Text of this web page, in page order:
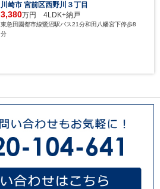
川崎市 宮前区西野川３丁目
3,380万円 4LDK+納戸
東急田園都市線鷺沼駅バス21分和田八幡宮下停歩8
分